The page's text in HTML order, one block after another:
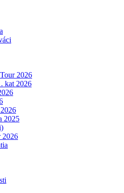
2026
kat 2026
2025
2026